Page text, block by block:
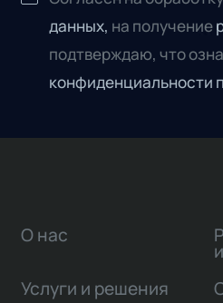
данных, на получение
подтверждаю, что
конфиденциальности
О нас
Услуги и решения